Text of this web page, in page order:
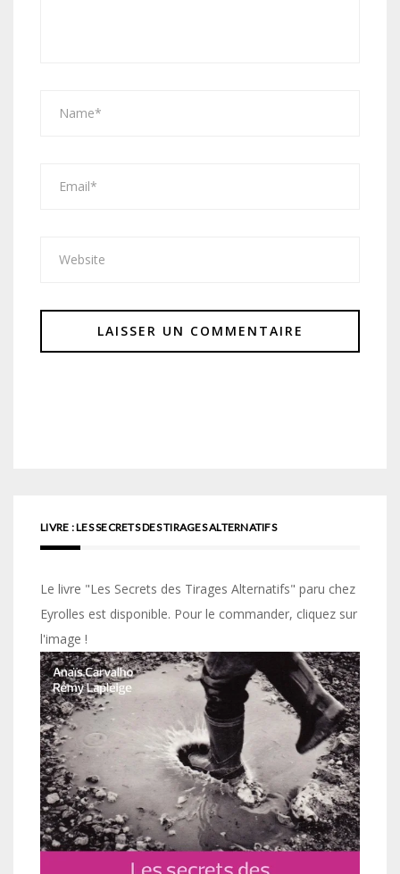
LIVRE : LES SECRETS DES TIRAGES ALTERNATIFS
Le livre "Les Secrets des Tirages Alternatifs" paru chez
Eyrolles est disponible. Pour le commander, cliquez sur
l'image !